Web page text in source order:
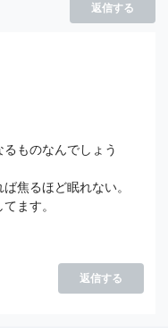
返信する
ものなんでしょう
焦るほど眠れない。
ます。
返信する